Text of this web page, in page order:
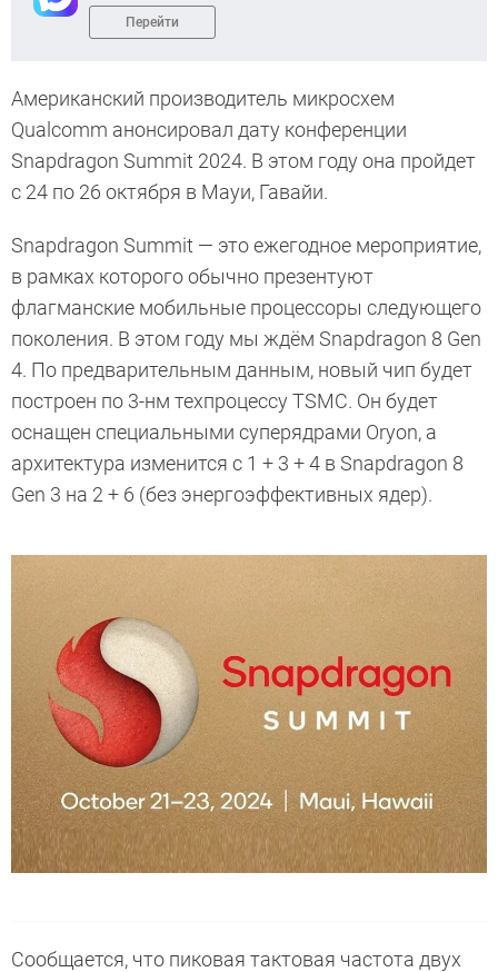
Перейти
Американский производитель микросхем
Qualcomm анонсировал дату конференции
Snapdragon Summit 2024. В этом году она пройдет
с 24 по 26 октября в Мауи, Гавайи.
Snapdragon Summit — это ежегодное мероприятие,
в рамках которого обычно презентуют
флагманские мобильные процессоры следующего
поколения. В этом году мы ждём Snapdragon 8 Gen
4. По предварительным данным, новый чип будет
построен по 3-нм техпроцессу TSMC. Он будет
оснащен специальными суперядрами Oryon, а
архитектура изменится с 1 + 3 + 4 в Snapdragon 8
Gen 3 на 2 + 6 (без энергоэффективных ядер).
Сообщается, что пиковая тактовая частота двух